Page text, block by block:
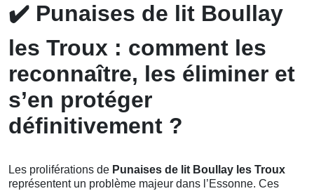
✔️ Punaises de lit Boullay
les Troux : comment les
reconnaître, les éliminer et
s’en protéger
définitivement ?
Les proliférations de Punaises de lit Boullay les Troux
représentent un problème majeur dans l’Essonne. Ces